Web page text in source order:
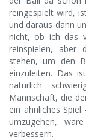
reingespielt wird,
und daraus dann
nicht, ob ich das
reinspielen, aber
stehen, um den
einzuleiten. Das
natürlich
Mannschaft, die
ein ähnliches
umzugehen,
verbessern.